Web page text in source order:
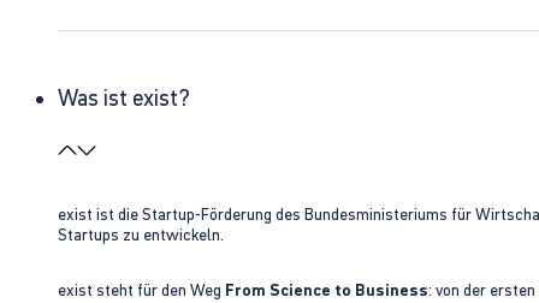
Was ist exist?
exist ist die Startup-Förderung des Bundesministeriums für
Startups zu entwickeln.
exist steht für den Weg From Science to Business: von der